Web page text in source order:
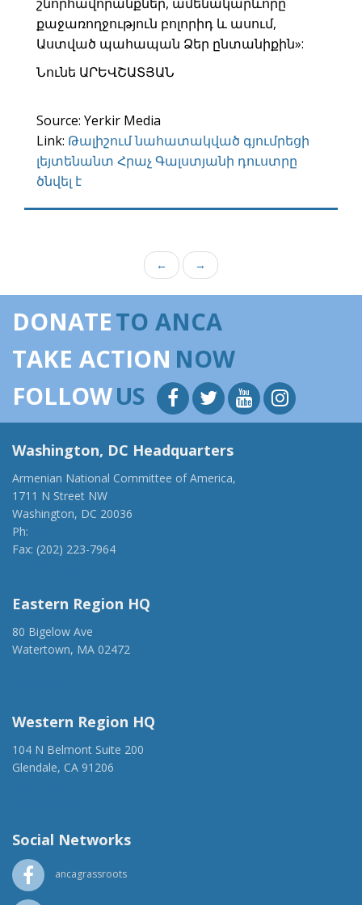
քաջառողջություն բոլորիդ և ասում,
Աստված պահապան Ձեր ընտանիքին»:
Նունե ԱՐԵՎՇԱՏՅԱՆ
Source: Yerkir Media
Link: Թալիշում նահատակված գյումրեցի
լեյտենանտ Հրաչ Գալստյանի դուստրը
ծնվել է
← →
DONATETO ANCA
TAKE ACTION NOW
FOLLOWUS
Washington, DC Headquarters
Armenian National Committee of America,
1711 N Street NW
Washington, DC 20036
Ph:
Fax: (202) 223-7964
Eastern Region HQ
80 Bigelow Ave
Watertown, MA 02472
Western Region HQ
104 N Belmont Suite 200
Glendale, CA 91206
Social Networks
ancagrassroots